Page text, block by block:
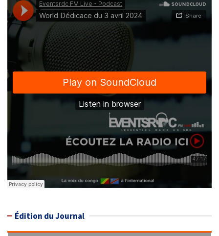
Édition du Journal